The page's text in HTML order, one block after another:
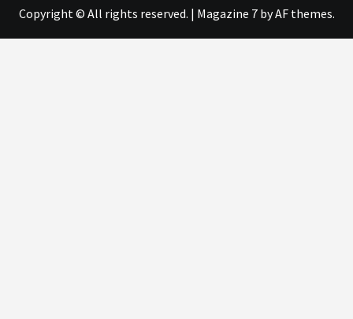
Copyright © All rights reserved. | Magazine 7by AF themes.